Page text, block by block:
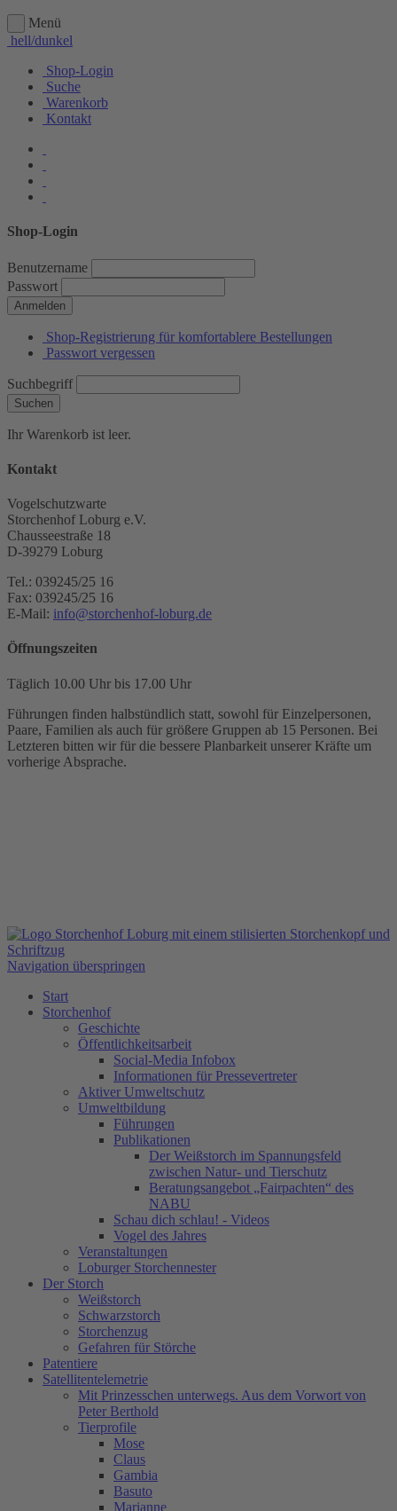
Menü
hell/dunkel
Shop-Login
Suche
Warenkorb
Kontakt
Shop-Login
Benutzername
Passwort
Anmelden
Shop-Registrierung für komfortablere Bestellungen
Passwort vergessen
Suchbegriff
Suchen
Ihr Warenkorb ist leer.
Kontakt
Vogelschutzwarte
Storchenhof Loburg e.V.
Chausseestraße 18
D-39279 Loburg
Tel.: 039245/25 16
Fax: 039245/25 16
E-Mail: info@storchenhof-loburg.de
Öffnungszeiten
Täglich 10.00 Uhr bis 17.00 Uhr
Führungen finden halbstündlich statt, sowohl für Einzelpersonen,
Paare, Familien als auch für größere Gruppen ab 15 Personen. Bei
Letzteren bitten wir für die bessere Planbarkeit unserer Kräfte um
vorherige Absprache.
Navigation überspringen
Start
Storchenhof
Geschichte
Öffentlichkeitsarbeit
Social-Media Infobox
Informationen für Pressevertreter
Aktiver Umweltschutz
Umweltbildung
Führungen
Publikationen
Der Weißstorch im Spannungsfeld
zwischen Natur- und Tierschutz
Beratungsangebot „Fairpachten“ des
NABU
Schau dich schlau! - Videos
Vogel des Jahres
Veranstaltungen
Loburger Storchennester
Der Storch
Weißstorch
Schwarzstorch
Storchenzug
Gefahren für Störche
Patentiere
Satellitentelemetrie
Mit Prinzesschen unterwegs. Aus dem Vorwort von
Peter Berthold
Tierprofile
Mose
Claus
Gambia
Basuto
Marianne